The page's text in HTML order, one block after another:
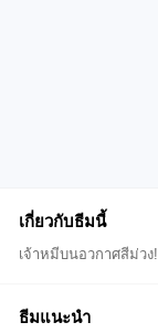
เกี่ยวกับธีมนี้
เจ้าหมีบนอวกาศสีม่วง!
ธีมแนะนำ